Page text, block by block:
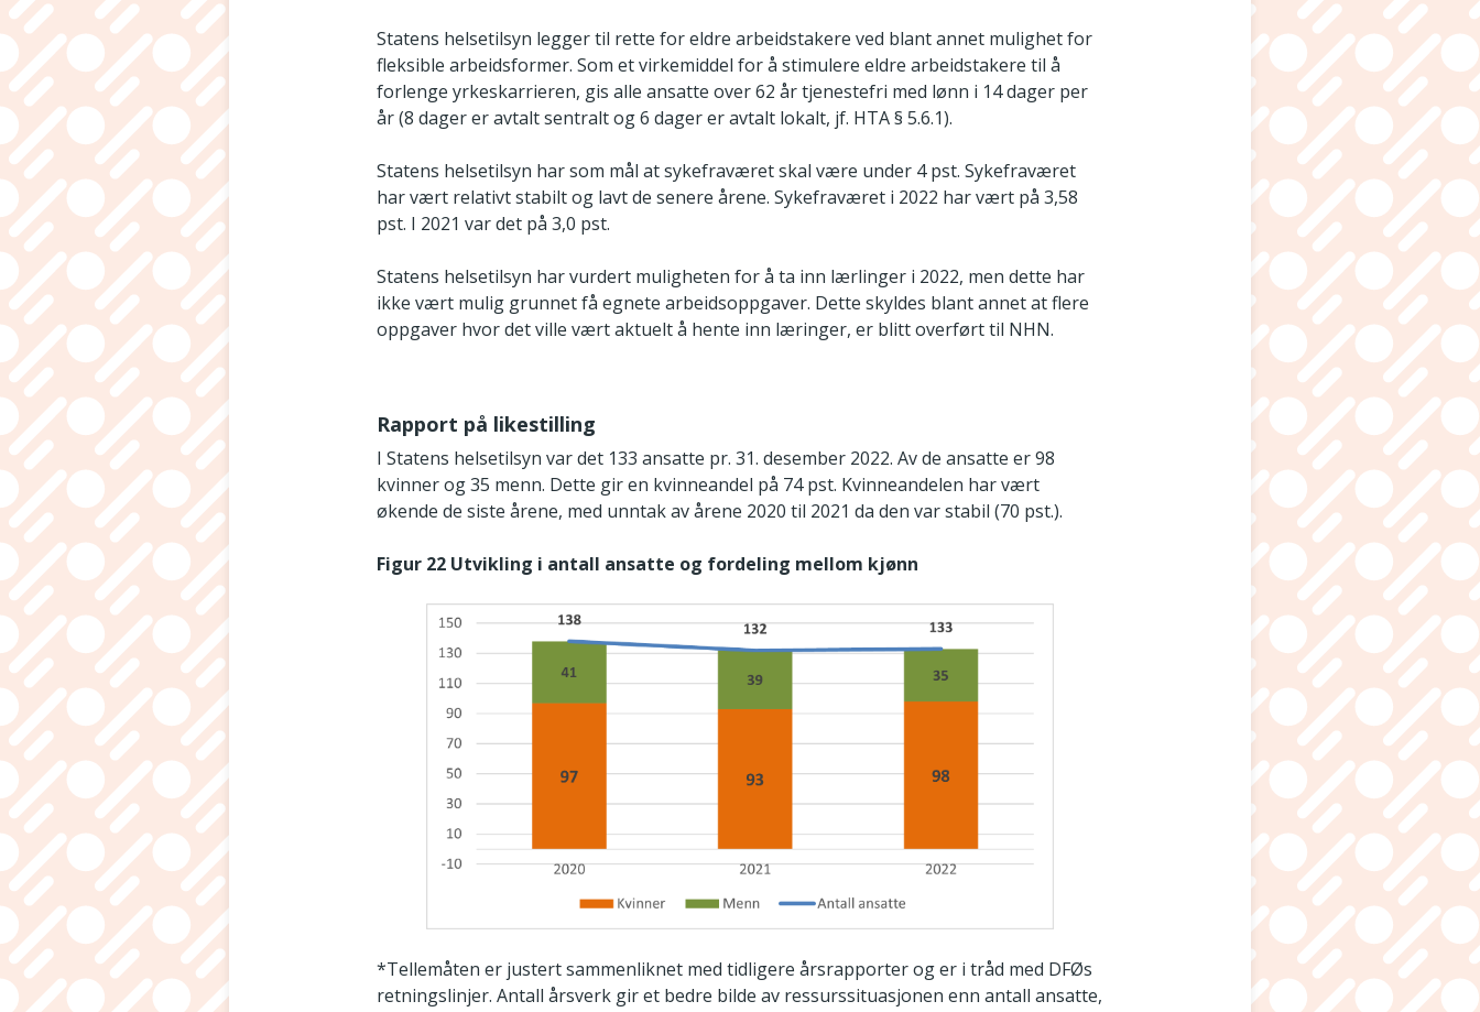
Statens helsetilsyn legger til rette for eldre arbeidstakere ved blant annet mulighet for
fleksible arbeidsformer. Som et virkemiddel for å stimulere eldre arbeidstakere til å
forlenge yrkeskarrieren, gis alle ansatte over 62 år tjenestefri med lønn i 14 dager per
år (8 dager er avtalt sentralt og 6 dager er avtalt lokalt, jf. HTA § 5.6.1).
Statens helsetilsyn har som mål at sykefraværet skal være under 4 pst. Sykefraværet
har vært relativt stabilt og lavt de senere årene. Sykefraværet i 2022 har vært på 3,58
pst. I 2021 var det på 3,0 pst.
Statens helsetilsyn har vurdert muligheten for å ta inn lærlinger i 2022, men dette har
ikke vært mulig grunnet få egnete arbeidsoppgaver. Dette skyldes blant annet at flere
oppgaver hvor det ville vært aktuelt å hente inn læringer, er blitt overført til NHN.
Rapport på likestilling
I Statens helsetilsyn var det 133 ansatte pr. 31. desember 2022. Av de ansatte er 98
kvinner og 35 menn. Dette gir en kvinneandel på 74 pst. Kvinneandelen har vært
økende de siste årene, med unntak av årene 2020 til 2021 da den var stabil (70 pst.).
Figur 22 Utvikling i antall ansatte og fordeling mellom kjønn
*Tellemåten er justert sammenliknet med tidligere årsrapporter og er i tråd med DFØs
retningslinjer. Antall årsverk gir et bedre bilde av ressurssituasjonen enn antall ansatte,